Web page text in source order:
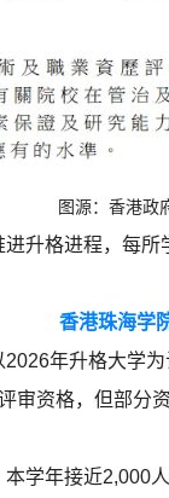
图源：香港政
升格进程，每
香港珠海学
年升格大学为
审资格，但部分
学年接近2,000